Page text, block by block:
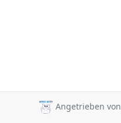
Angetrieben von